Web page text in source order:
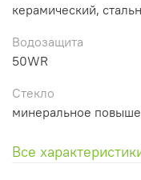
керамический,
Водозащита
50WR
Стекло
минеральное
Все